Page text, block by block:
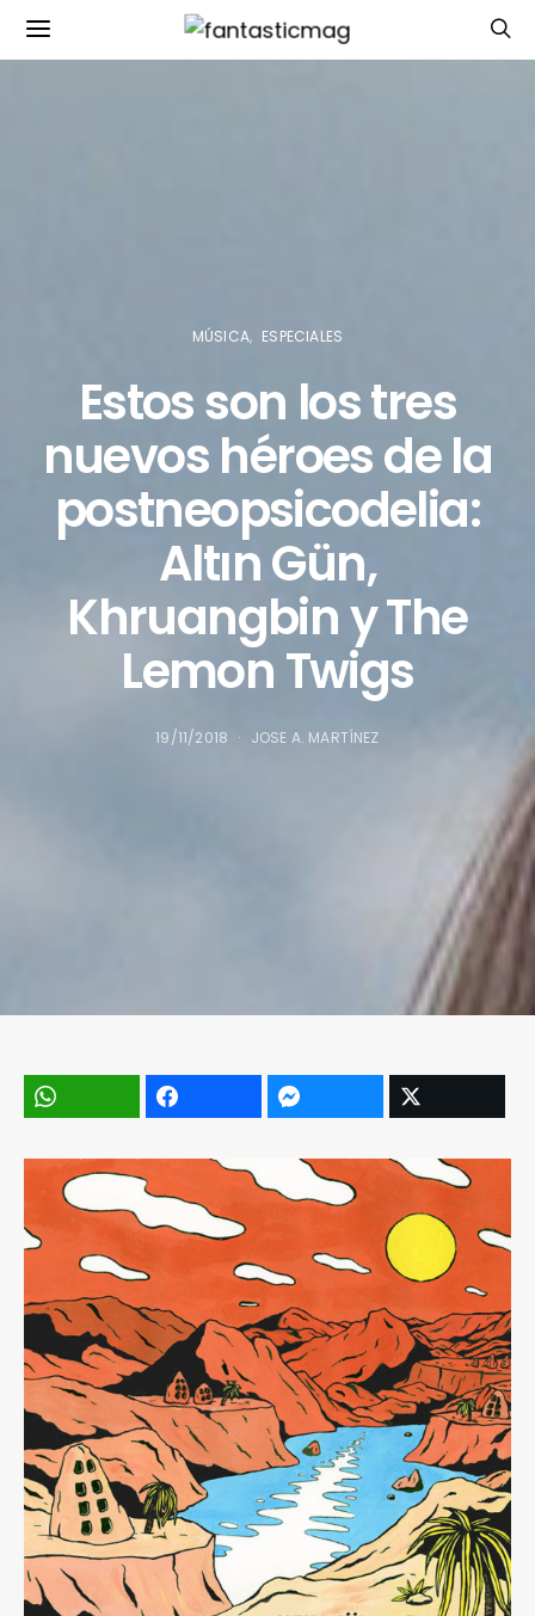
MÚSICA ESPECIALES
Estos son los tres
nuevos héroes de la
postneopsicodelia:
Altın Gün,
Khruangbin y The
Lemon Twigs
19/11/2018 JOSE A. MARTÍNEZ